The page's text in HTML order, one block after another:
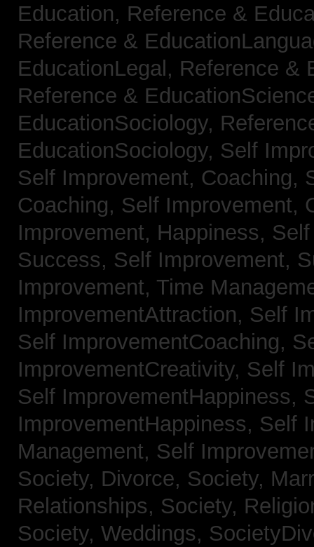
Education, Reference &
Reference &
EducationLegal, Reference &
Reference &
EducationSociology,
EducationSociology, Self
Self Improvement, Coaching,
Coaching, Self Improvement,
Improvement, Happiness,
Success, Self Improvement,
Improvement, Time
ImprovementAttraction, Self
Self ImprovementCoaching,
ImprovementCreativity, Self
Self ImprovementHappiness,
ImprovementHappiness, Self
Management, Self
Society, Divorce, Society,
Relationships, Society,
Society, Weddings,